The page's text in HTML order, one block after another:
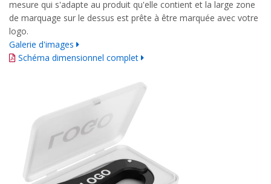
mesure qui s'adapte au produit qu'elle contient et la large zone
de marquage sur le dessus est prête à être marquée avec votre
logo.
Galerie d'images
Schéma dimensionnel complet